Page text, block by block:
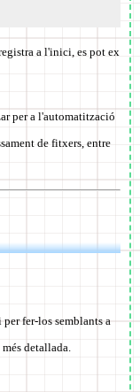
a l'inici, es pot ex
per a l'automatització
de fitxers, entre
fer-los semblants a
detallada.